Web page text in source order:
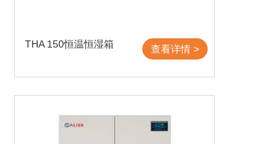
THA 150恒温恒湿箱 查看详情 >